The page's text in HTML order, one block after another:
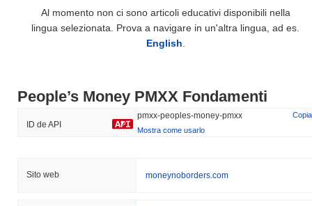
Al momento non ci sono articoli educativi disponibili nella
lingua selezionata. Prova a navigare in un'altra lingua, ad es.
English
People’s Money PMXX Fondamenti
ID de API
pmxx-peoples-money-pmxx
Copia
Mostra come usarlo
Sito web moneynoborders.com